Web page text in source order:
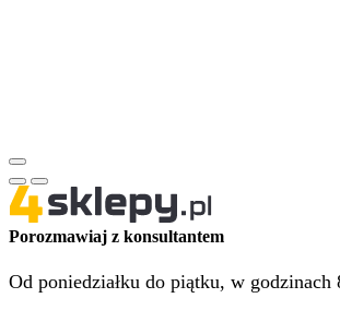
Porozmawiaj z konsultantem
Od poniedziałku do piątku, w godzinach